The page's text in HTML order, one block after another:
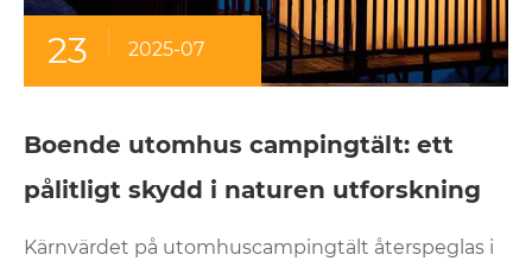
23 2025-07
Boende utomhus campingtält: ett
pålitligt skydd i naturen utforskning
Kärnvärdet på utomhuscampingtält återspeglas i